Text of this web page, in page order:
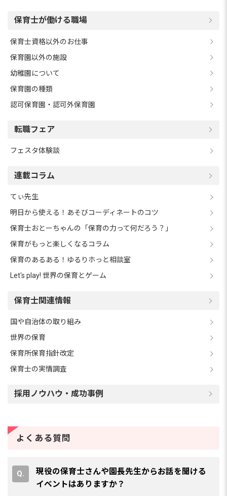
保育士が働ける職場
保育士資格以外のお仕事
保育園以外の施設
幼稚園について
保育園の種類
認可保育園・認可外保育園
転職フェア
フェスタ体験談
連載コラム
てぃ先生
明日から使える！あそびコーディネートのコツ
保育士おとーちゃんの「保育の力って何だろう？」
保育がもっと楽しくなるコラム
保育のあるある！ゆるりホっと相談室
Let's play! 世界の保育とゲーム
保育士関連情報
国や自治体の取り組み
世界の保育
保育所保育指針改定
保育士の実情調査
採用ノウハウ・成功事例
よくある質問
現役の保育士さんや園長先生からお話を聞ける
イベントはありますか？